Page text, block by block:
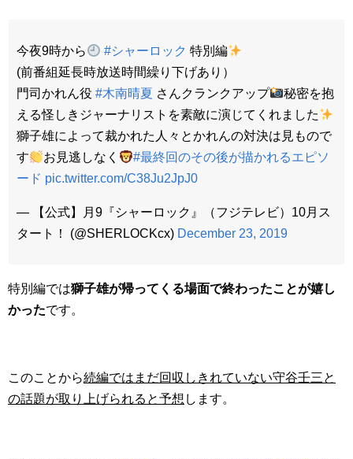
今夜9時から #シャーロック 特別編
(前番組延長時放送時間繰り下げあり）
門司かれん役 #木南晴夏 さんクランクアップ
秘密を抱
える怪しきジャーナリストを素敵に演じてくれました
獅子雄によって裁かれた人々とかれんの対決は見もので
す
お見逃しなく
#最終回のその後が描かれるエピソ
ード pic.twitter.com/C38Ju2JpJ0
— 【公式】月9『シャーロック』（フジテレビ）10月ス
タート！ (@SHERLOCKcx) December 23, 2019
特別編では獅子雄が帰ってくる場面で終わったことが嬉し
かったです。
このことから続編ではまだ回収しきれていない守谷壬三と
の話題が取り上げられると予想 します。